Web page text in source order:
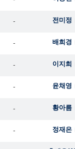
- 전미정
- 배희경
- 이지희
- 윤채영
- 황아름
- 정재은